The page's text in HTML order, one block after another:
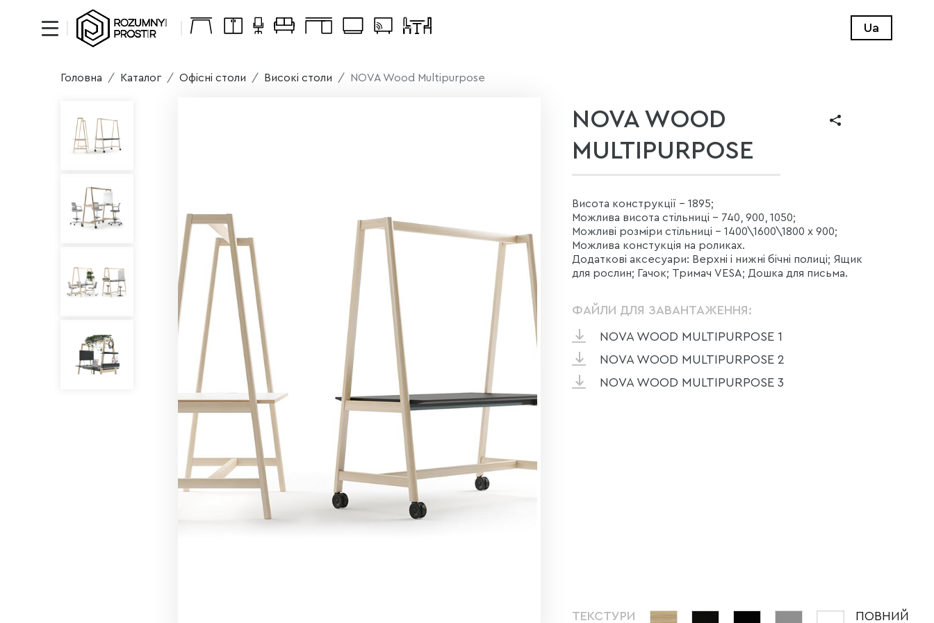
Ua
Головна Каталог Офісні столи Високі столи NOVA Wood Multipurpose
NOVA WOOD
MULTIPURPOSE
Висота конструкції - 1895;
Можлива висота стільниці - 740, 900, 1050;
Можливі розміри стільниці - 1400\1600\1800 х 900;
Можлива констукція на роликах.
Додаткові аксесуари: Верхні і нижні бічні полиці; Ящик
для рослин; Гачок; Тримач VESA; Дошка для письма.
ФАЙЛИ ДЛЯ ЗАВАНТАЖЕННЯ:
NOVA WOOD MULTIPURPOSE 1
NOVA WOOD MULTIPURPOSE 2
NOVA WOOD MULTIPURPOSE 3
ТЕКСТУРИ ПОВНИЙ